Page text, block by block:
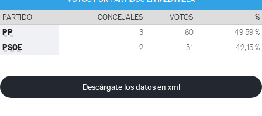
PARTIDO CONCEJALES VOTOS %
PP 3 60 49,59 %
PSOE 2 51 42,15 %
Descárgate los datos en xml